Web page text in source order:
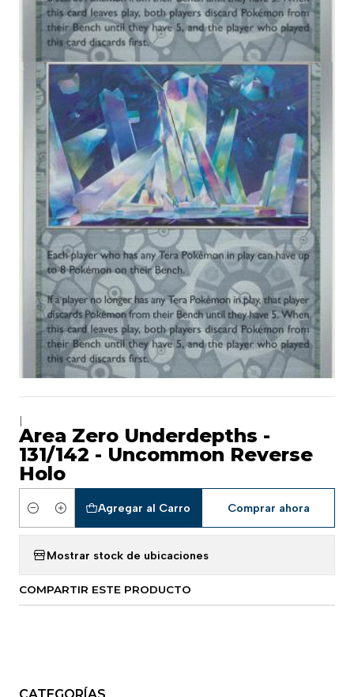
Area Zero Underdepths -
131/142 - Uncommon Reverse
Holo
Cantidad
Agregar al Carro Comprar ahora
Mostrar stock de ubicaciones
COMPARTIR ESTE PRODUCTO